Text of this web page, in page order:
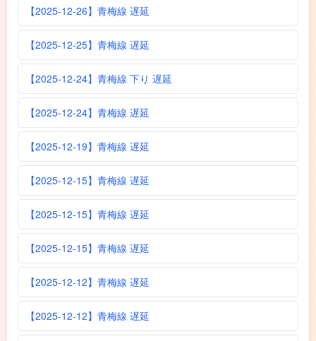
【2025-12-26】青梅線 遅延
【2025-12-25】青梅線 遅延
【2025-12-24】青梅線 下り 遅延
【2025-12-24】青梅線 遅延
【2025-12-19】青梅線 遅延
【2025-12-15】青梅線 遅延
【2025-12-15】青梅線 遅延
【2025-12-15】青梅線 遅延
【2025-12-12】青梅線 遅延
【2025-12-12】青梅線 遅延